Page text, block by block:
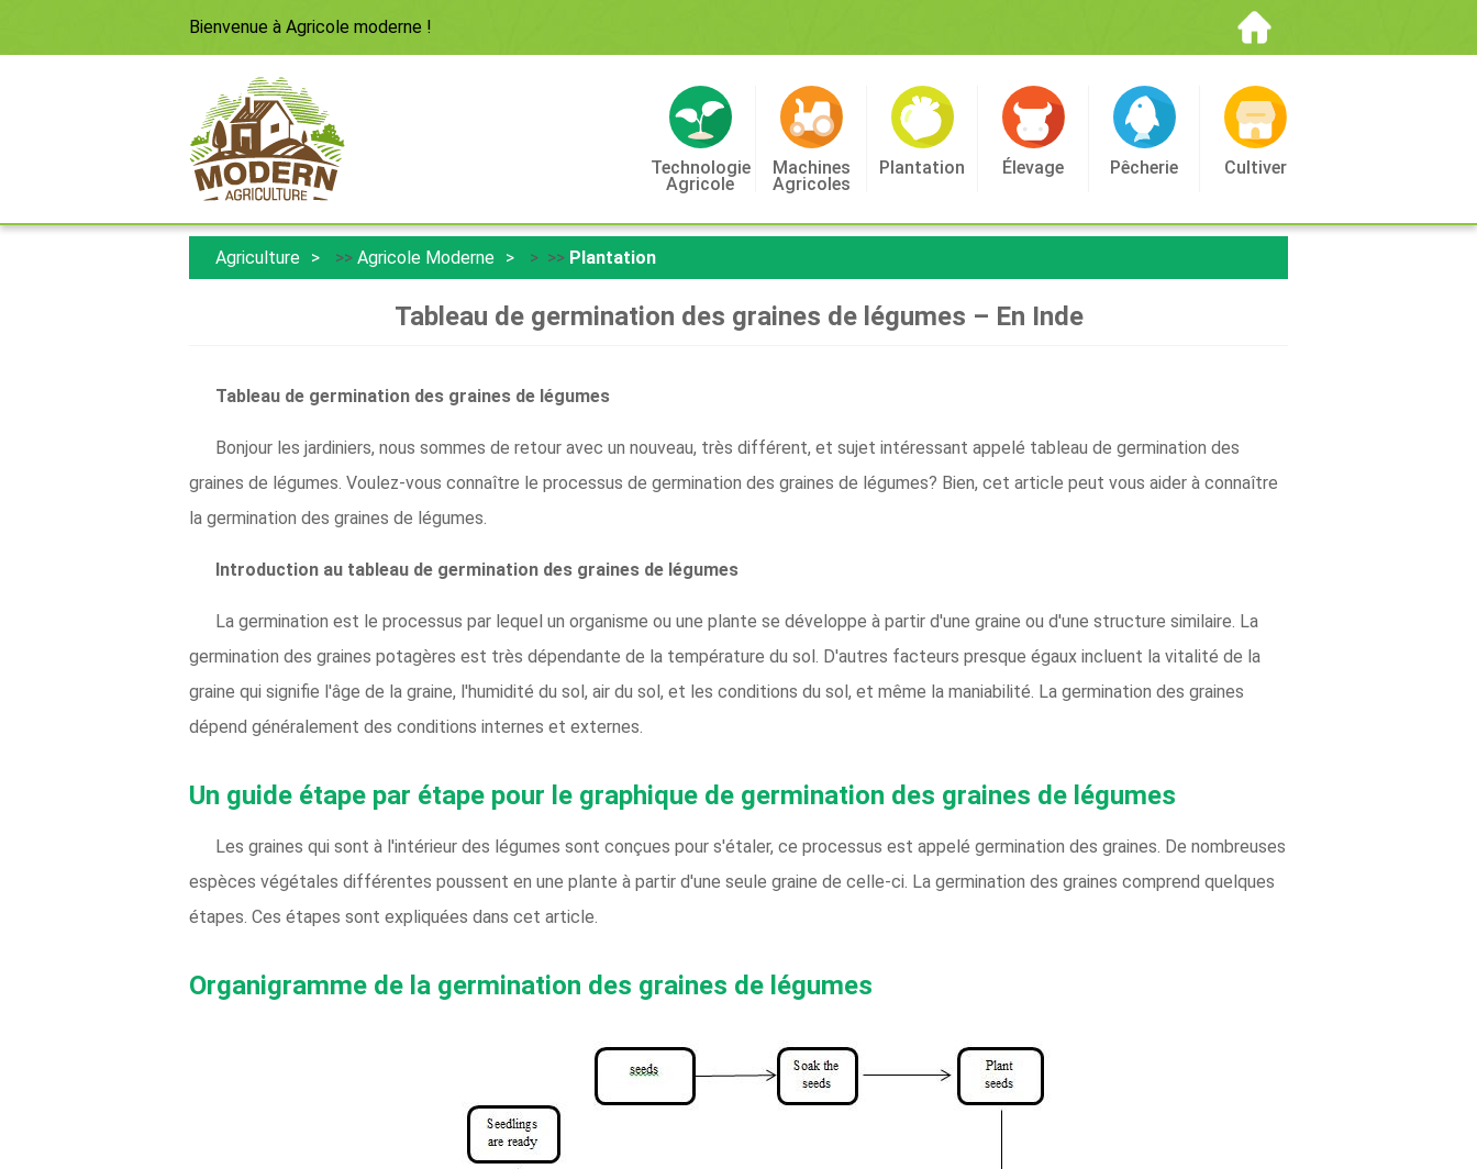
Bienvenue à Agricole moderne !
Technologie
Agricole
Machines
Agricoles
Plantation Élevage Pêcherie Cultiver
Agriculture >> Agricole Moderne > >> Plantation
Tableau de germination des graines de légumes – En Inde
Tableau de germination des graines de légumes
Bonjour les jardiniers, nous sommes de retour avec un nouveau, très différent, et sujet intéressant appelé tableau de germination des
graines de légumes. Voulez-vous connaître le processus de germination des graines de légumes? Bien, cet article peut vous aider à connaître
la germination des graines de légumes.
Introduction au tableau de germination des graines de légumes
La germination est le processus par lequel un organisme ou une plante se développe à partir d'une graine ou d'une structure similaire. La
germination des graines potagères est très dépendante de la température du sol. D'autres facteurs presque égaux incluent la vitalité de la
graine qui signifie l'âge de la graine, l'humidité du sol, air du sol, et les conditions du sol, et même la maniabilité. La germination des graines
dépend généralement des conditions internes et externes.
Un guide étape par étape pour le graphique de germination des graines de légumes
Les graines qui sont à l'intérieur des légumes sont conçues pour s'étaler, ce processus est appelé germination des graines. De nombreuses
espèces végétales différentes poussent en une plante à partir d'une seule graine de celle-ci. La germination des graines comprend quelques
étapes. Ces étapes sont expliquées dans cet article.
Organigramme de la germination des graines de légumes